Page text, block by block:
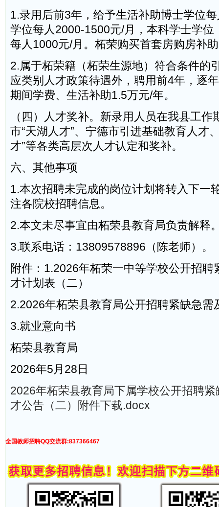
1.录用后前3年，给予生活补助博士学位
学位每人2000-1500元/月，本科学士学位
每人1000元/月。柘荣购买首套房购房补
2.属于柘荣籍（柘荣生源地）符合条件的
应类别人才政策待遇外，聘用前4年，逐
期间学费、生活补助1.5万元/年。
（四）人才奖补。新录用人员在我县工作
市“天湖人才”、宁德市引进基础教育人才
才”等各类高层次人才认定和奖补。
六、其他事项
1.本次招聘未完成的岗位计划将转入下一
注各院校招聘信息。
2.本文未尽事宜由柘荣县教育局负责解释
3.联系电话：13809578896（陈老师）。
附件：1.2026年柘荣一中等学校公开招聘
才计划表（二）
2.2026年柘荣县教育局公开招聘紧缺急需
3.就业意向书
柘荣县教育局
2026年5月28日
2026年柘荣县教育局下属学校公开招聘
才公告（二）附件下载.docx
全国教师招聘QQ交流群:837366467